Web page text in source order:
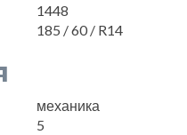
1448
185 / 60 / R14
механика
5